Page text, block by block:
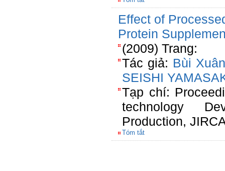
Effect of
Protein
(2009) Trang:
Tác giả: Bùi
SEISHI
Tạp chí:
technology
Production,
Tóm tắt